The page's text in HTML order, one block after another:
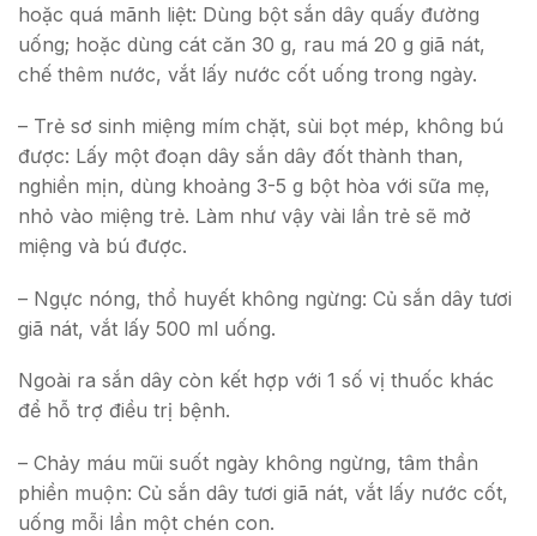
hoặc quá mãnh liệt: Dùng bột sắn dây quấy đường
uống; hoặc dùng cát căn 30 g, rau má 20 g giã nát,
chế thêm nước, vắt lấy nước cốt uống trong ngày.
– Trẻ sơ sinh miệng mím chặt, sùi bọt mép, không bú
được: Lấy một đoạn dây sắn dây đốt thành than,
nghiền mịn, dùng khoảng 3-5 g bột hòa với sữa mẹ,
nhỏ vào miệng trẻ. Làm như vậy vài lần trẻ sẽ mở
miệng và bú được.
– Ngực nóng, thổ huyết không ngừng: Củ sắn dây tươi
giã nát, vắt lấy 500 ml uống.
Ngoài ra sắn dây còn kết hợp với 1 số vị thuốc khác
để hỗ trợ điều trị bệnh.
– Chảy máu mũi suốt ngày không ngừng, tâm thần
phiền muộn: Củ sắn dây tươi giã nát, vắt lấy nước cốt,
uống mỗi lần một chén con.